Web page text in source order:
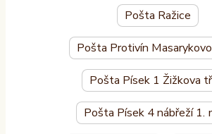
Pošta Ražice
Pošta Protivín
Pošta Písek 1 Žižkova
Pošta Písek 4 nábřeží 1.